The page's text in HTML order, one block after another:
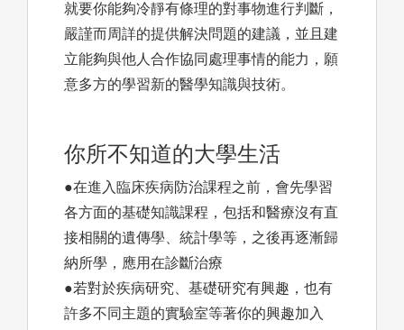
就要你能夠冷靜有條理的對事物進行判斷，
嚴謹而周詳的提供解決問題的建議，並且建
立能夠與他人合作協同處理事情的能力，願
意多方的學習新的醫學知識與技術。
你所不知道的大學生活
●在進入臨床疾病防治課程之前，會先學習
各方面的基礎知識課程，包括和醫療沒有直
接相關的遺傳學、統計學等，之後再逐漸歸
納所學，應用在診斷治療
●若對於疾病研究、基礎研究有興趣，也有
許多不同主題的實驗室等著你的興趣加入